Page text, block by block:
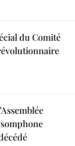
du Comité